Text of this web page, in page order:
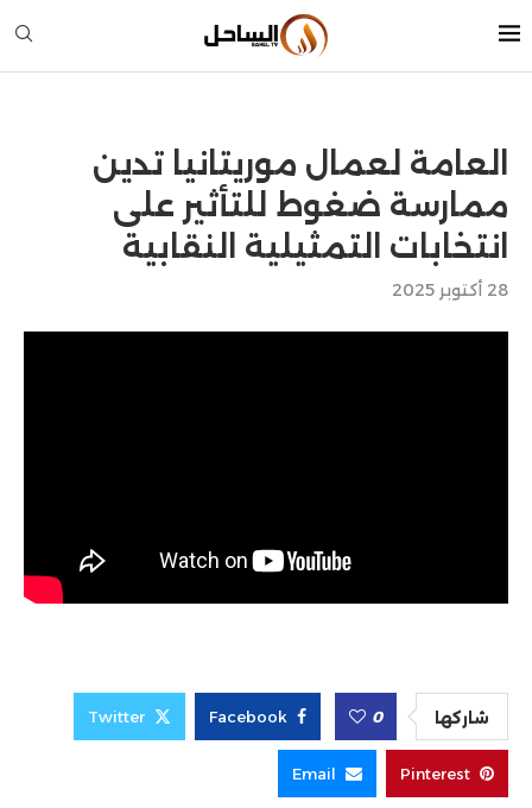
العامة لعمال موريتانيا تدين
ممارسة ضغوط للتأثير على
انتخابات التمثيلية النقابية
28 أكتوبر 2025
شاركها 0
Facebook
Twitter
Pinterest
Email